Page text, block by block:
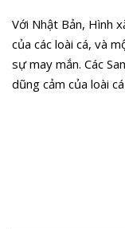
Với Nhật Bản, Hình
của các loài cá, và
sự may mắn. Các
dũng cảm của loài